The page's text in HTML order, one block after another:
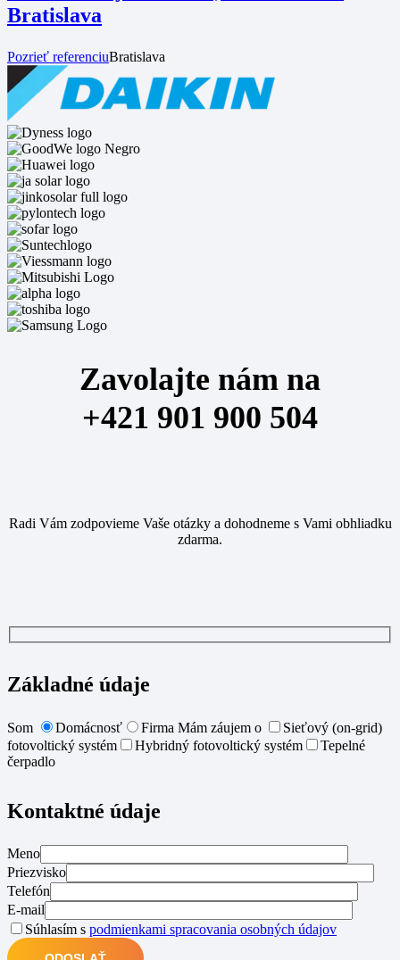
Bratislava
Pozrieť referenciuBratislava
Zavolajte nám na
+421 901 900 504
Radi Vám zodpovieme Vaše otázky a dohodneme s Vami obhliadku
zdarma.
Základné údaje
Som Domácnosť Firma Mám záujem o
Sieťový (on-grid)
fotovoltický systém
Hybridný fotovoltický systém
Tepelné
čerpadlo
Kontaktné údaje
Meno
Priezvisko
Telefón
E-mail
Súhlasím s podmienkami spracovania osobných údajov